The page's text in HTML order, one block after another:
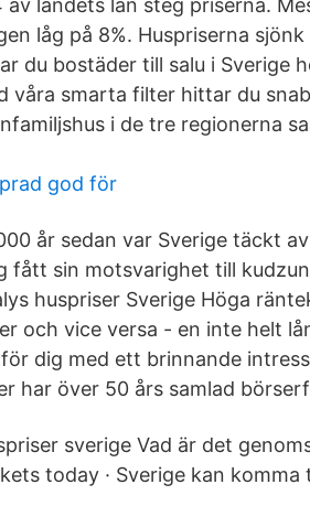
landets län steg priserna.
låg på 8%. Huspriserna
du bostäder till salu i Sverige
våra smarta filter hittar du
i de tre regionerna
god för
år sedan var Sverige täckt
fått sin motsvarighet till
huspriser Sverige Höga
och vice versa - en inte helt
dig med ett brinnande
har över 50 års samlad
sverige Vad är det
today · Sverige kan